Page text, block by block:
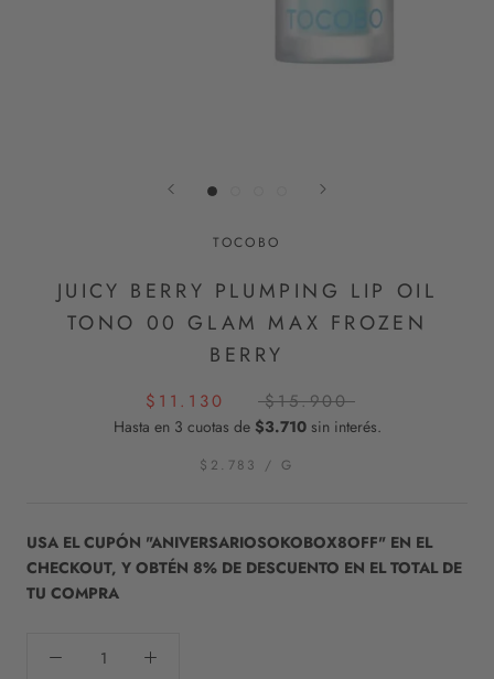
TOCOBO
JUICY BERRY PLUMPING LIP OIL
TONO 00 GLAM MAX FROZEN
BERRY
$11.130 $15.900
Hasta en 3 cuotas de $3.710 sin interés.
$2.783 / G
USA EL CUPÓN "ANIVERSARIOSOKOBOX8OFF" EN EL
CHECKOUT, Y OBTÉN 8% DE DESCUENTO EN EL TOTAL DE
TU COMPRA